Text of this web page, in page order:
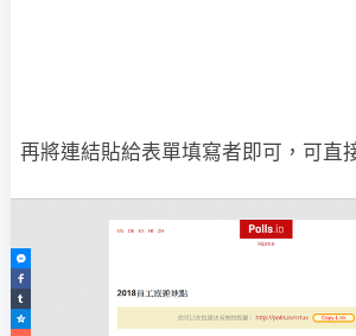
再將連結貼給表單填寫者即可，可直